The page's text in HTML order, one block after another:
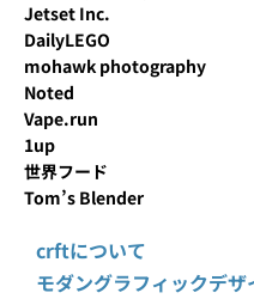
Jetset Inc.
DailyLEGO
mohawk photography
Noted
Vape.run
1up
世界フード
Tom’s Blender
crftについて
モダングラフィックデザ